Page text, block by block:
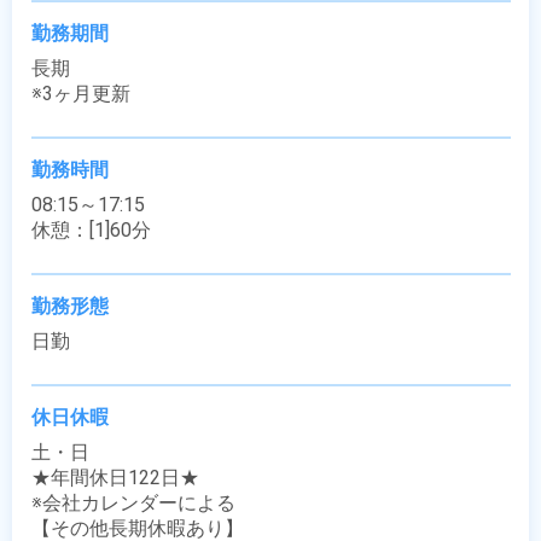
勤務期間
長期
※3ヶ月更新
勤務時間
08:15～17:15
休憩：[1]60分
勤務形態
日勤
休日休暇
土・日
★年間休日122日★
※会社カレンダーによる
【その他長期休暇あり】